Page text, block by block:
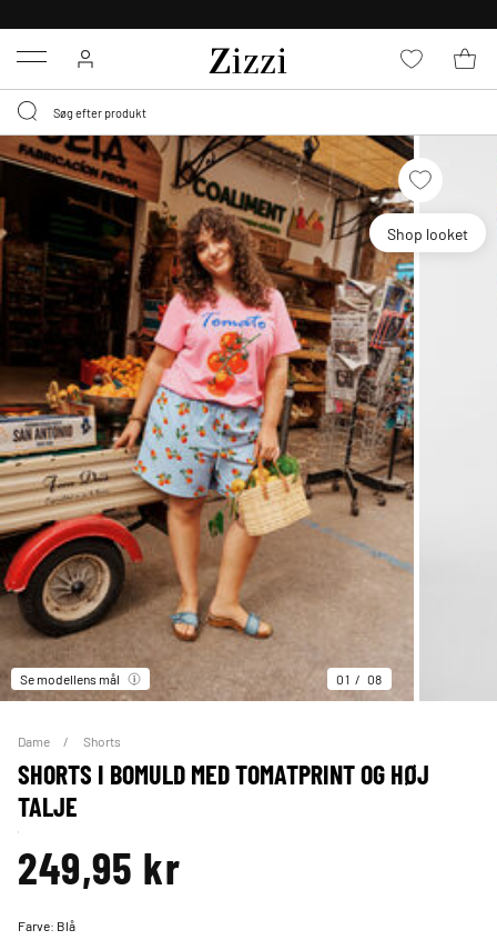
Menu
Shop looket
Se modellens mål 01 08
Dame Shorts
SHORTS I BOMULD MED TOMATPRINT OG HØJ
TALJE
249,95 kr
Farve: Blå